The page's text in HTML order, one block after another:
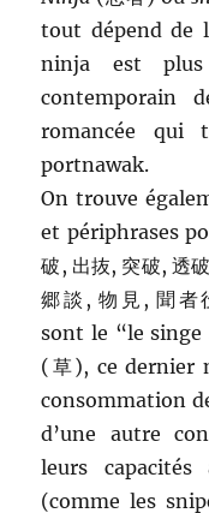
tout dépend de
ninja est
contemporain
romancée qui
portnawak.
On trouve
et périphrases
破, 出抜, 突破, 透
郷談, 物見, 聞者
sont le “le
(草), ce dernier
consommation
d’une autre
leurs
(comme les